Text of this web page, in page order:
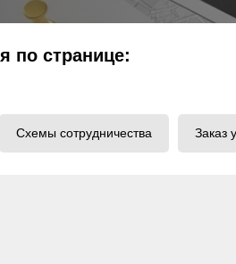
по странице:
Схемы сотрудничества Заказ